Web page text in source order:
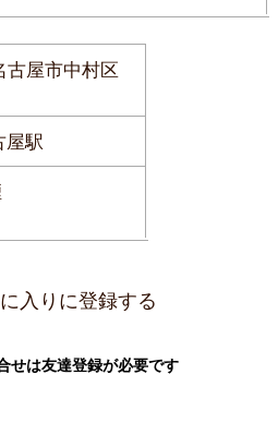
古屋市中村区
駅
入りに登録する
せは友達登録が必要です